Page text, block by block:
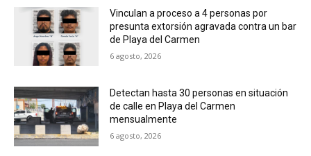
Vinculan a proceso a 4 personas por
presunta extorsión agravada contra un bar
de Playa del Carmen
6 agosto, 2026
Detectan hasta 30 personas en situación
de calle en Playa del Carmen
mensualmente
6 agosto, 2026